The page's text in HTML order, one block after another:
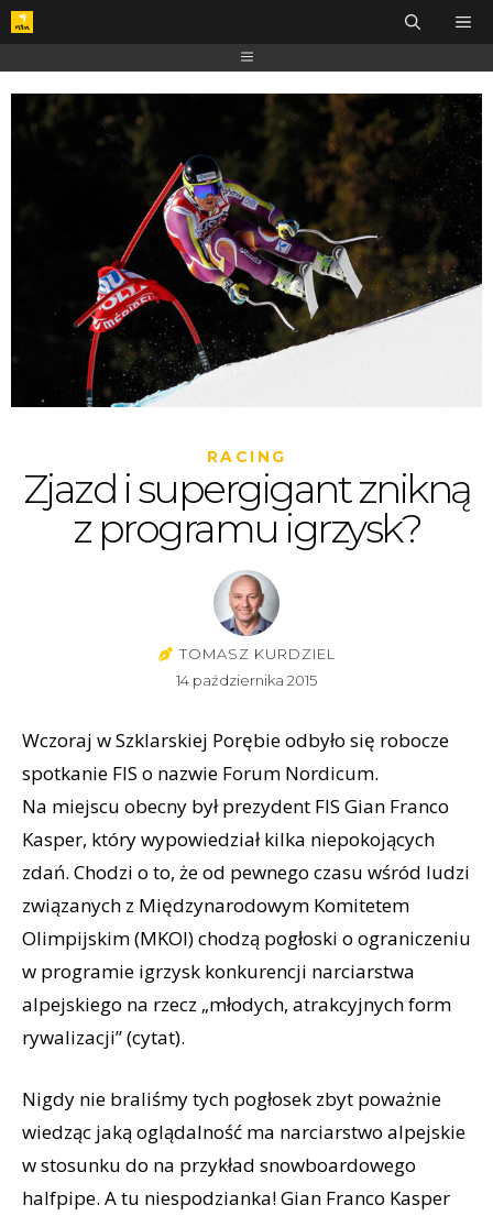
RACING
Zjazd i supergigant znikną
z programu igrzysk?
TOMASZ KURDZIEL
14 października 2015
Wczoraj w Szklarskiej Porębie odbyło się robocze
spotkanie FIS o nazwie Forum Nordicum.
Na miejscu obecny był prezydent FIS Gian Franco
Kasper, który wypowiedział kilka niepokojących
zdań. Chodzi o to, że od pewnego czasu wśród ludzi
związanych z Międzynarodowym Komitetem
Olimpijskim (MKOl) chodzą pogłoski o ograniczeniu
w programie igrzysk konkurencji narciarstwa
alpejskiego na rzecz „młodych, atrakcyjnych form
rywalizacji” (cytat).
Nigdy nie braliśmy tych pogłosek zbyt poważnie
wiedząc jaką oglądalność ma narciarstwo alpejskie
w stosunku do na przykład snowboardowego
halfpipe. A tu niespodzianka! Gian Franco Kasper